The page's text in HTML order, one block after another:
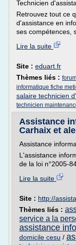
Technicien
Retrouvez tout ce
d'assistance en
ses compétences,
Lire la suite
Site : eduart.fr
Thèmes liés :
informatique fiche
salaire technicien
technicien
Assistance
Carhaix et
Assistance
L'assistance
de la loi n°2005-
Lire la suite
Site : http://
Thèmes liés :
service a la
assistance
domicile cesu /